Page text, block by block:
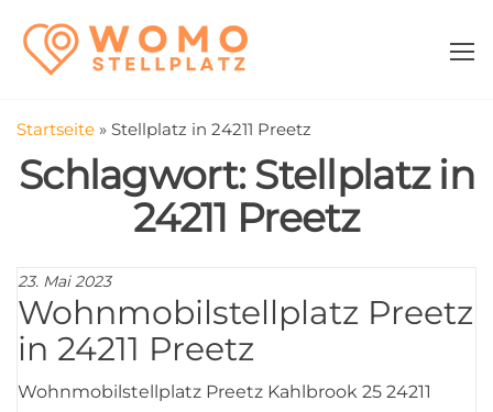
Inhalt
springen
in der Nähe
Startseite » Stellplatz in 24211 Preetz
Schlagwort:Stellplatz in
24211 Preetz
23. Mai 2023
Wohnmobilstellplatz Preetz
in 24211 Preetz
Wohnmobilstellplatz Preetz Kahlbrook 25 24211